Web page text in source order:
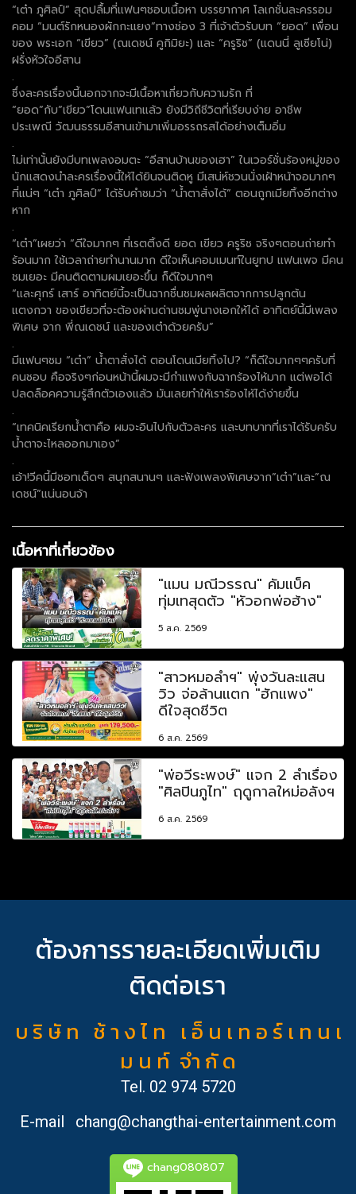
“เต๋า ภูศิลป์” สุดปลื้มที่แฟนๆชอบเนื้อหา บรรยากาศ โลเกชั่นละครรอม
คอม “มนต์รักหนองผักกะแยง”ทางช่อง 3 ที่เจ้าตัวรับบท “ยอด” เพื่อน
ของ พระเอก “เขียว” (ณเดชน์ คูกิมิยะ) และ “ครูริช” (แดนนี่ ลูเซียโน่)
ฝรั่งหัวใจอีสาน
.
ซึ่งละครเรื่องนี้นอกจากจะมีเนื้อหาเกี่ยวกับความรัก ที่
“ยอด”กับ”เขียว”โดนแฟนเทแล้ว ยังมีวิถีชีวิตที่เรียบง่าย อาชีพ
ประเพณี วัฒนธรรมอีสานเข้ามาเพิ่มอรรถรสได้อย่างเต็มอิ่ม
.
ไม่เท่านั้นยังมีบทเพลงอมตะ “อีสานบ้านของเฮา” ในเวอร์ชั่นร้องหมู่ของ
นักแสดงนำละครเรื่องนี้ให้ได้ยินจนติดหู มีเสน่ห์ชวนนั่งเฝ้าหน้าจอมากๆ
ที่แน่ๆ “เต๋า ภูศิลป์” ได้รับคำชมว่า “น้ำตาสั่งได้” ตอนถูกเมียทิ้งอีกต่าง
หาก
.
“เต๋า”เผยว่า “ดีใจมากๆ ที่เรตติ้งดี ยอด เขียว ครูริช จริงๆตอนถ่ายทำ
ร้อนมาก ใช้เวลาถ่ายทำนานมาก ดีใจเห็นคอมเมนท์ในยูทป แฟนเพจ มีคน
ชมเยอะ มีคนติดตามผมเยอะขึ้น ก็ดีใจมากๆ
“และศุกร์ เสาร์ อาทิตย์นี้จะเป็นฉากชื่นชมผลผลิตจากการปลูกต้น
แตงกวา ของเขียวที่จะต้องผ่านด่านชมพู่นางเอกให้ได้ อาทิตย์นี้มีเพลง
พิเศษ จาก พี่ณเดชน์ และของเต๋าด้วยครับ”
.
มีแฟนๆชม “เต๋า” น้ำตาสั่งได้ ตอนโดนเมียทิ้งไป? “ก็ดีใจมากๆๆครับที่
คนชอบ คือจริงๆก่อนหน้านี้ผมจะมีกำแพงกับฉากร้องไห้มาก แต่พอได้
ปลดล็อคความรู้สึกตัวเองแล้ว มันเลยทำให้เราร้องไห้ได้ง่ายขึ้น
.
“เทคนิคเรียกน้ำตาคือ ผมจะอินไปกับตัวละคร และบทบาทที่เราได้รับครับ
น้ำตาจะไหลออกมาเอง”
.
เอ้า!วีคนี้มีชอทเด็ดๆ สนุกสนานๆ และฟังเพลงพิเศษจาก”เต๋า”และ”ณ
เดชน์”แน่นอนจ้า
เนื้อหาที่เกี่ยวข้อง
"แมน มณีวรรณ" คัมแบ็ค
ทุ่มเทสุดตัว "หัวอกพ่อฮ้าง"
5 ส.ค. 2569
"สาวหมอลำฯ" พุ่งวันละแสน
วิว จ่อล้านแตก "ฮักแพง"
ดีใจสุดชีวิต
6 ส.ค. 2569
"พ่อวีระพงษ์" แจก 2 ลำเรื่อง
"ศิลปินภูไท" ฤดูกาลใหม่อลังฯ
6 ส.ค. 2569
ต้องการรายละเอียดเพิ่มเติม
ติดต่อเรา
บ ริ ษั ท ช้ า ง ไ ท เ อ็ น เ ท อ ร์ เ ท น เ
ม น ท์ จำ กั ด
Tel. 02 974 5720
E-mail
chang@changthai-entertainment.com
chang080807